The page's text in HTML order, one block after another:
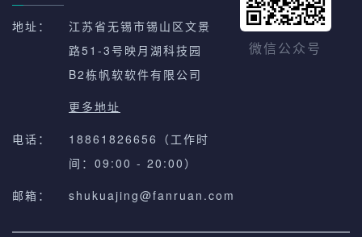
地址：
江苏省无锡市锡山区文景
路51-3号映月湖科技园
B2栋帆软软件有限公司
更多地址
电话：
18861826656（工作时
间：09:00 - 20:00）
邮箱：
shukuajing@fanruan.com
微信公众号